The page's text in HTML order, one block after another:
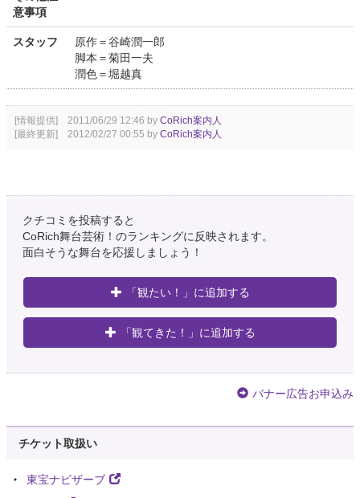
意事項
スタッフ
原作＝谷崎潤一郎
脚本＝菊田一夫
潤色＝堀越真
[情報提供] 2011/06/29 12:46 by CoRich案内人
[最終更新] 2012/02/27 00:55 by CoRich案内人
クチコミを投稿すると
CoRich舞台芸術！のランキングに反映されます。
面白そうな舞台を応援しましょう！
「観たい！」に追加する
「観てきた！」に追加する
バナー広告お申込み
チケット取扱い
東宝ナビザーブ